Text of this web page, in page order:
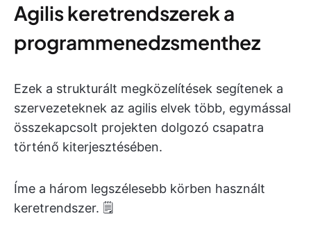
Agilis keretrendszerek a
programmenedzsmenthez
Ezek a strukturált megközelítések segítenek a
szervezeteknek az agilis elvek több, egymással
összekapcsolt projekten dolgozó csapatra
történő kiterjesztésében.
Íme a három legszélesebb körben használt
keretrendszer. 🗒️